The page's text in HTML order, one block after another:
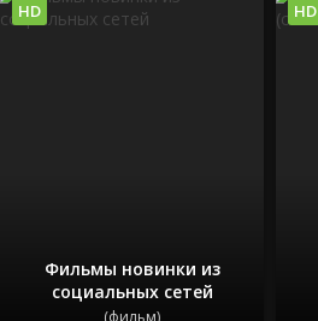
Фильмы новинки из
социальных сетей
(фильм)
HD HD